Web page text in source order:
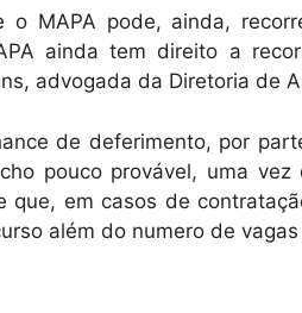
o MAPA pode, ainda,
ainda tem direito a
advogada da Diretoria de
de deferimento, por
pouco provável, uma
que, em casos de
além do numero de